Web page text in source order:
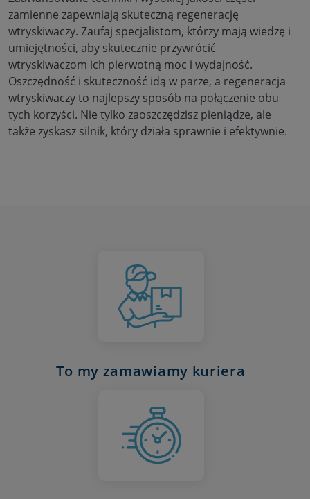
zamienne zapewniają skuteczną regenerację
wtryskiwaczy. Zaufaj specjalistom, którzy mają wiedzę i
umiejętności, aby skutecznie przywrócić
wtryskiwaczom ich pierwotną moc i wydajność.
Oszczędność i skuteczność idą w parze, a regeneracja
wtryskiwaczy to najlepszy sposób na połączenie obu
tych korzyści. Nie tylko zaoszczędzisz pieniądze, ale
także zyskasz silnik, który działa sprawnie i efektywnie.
To my zamawiamy kuriera